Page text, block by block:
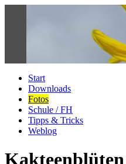
Start
Downloads
Fotos
Schule / FH
Tipps & Tricks
Weblog
Kakteenblüten